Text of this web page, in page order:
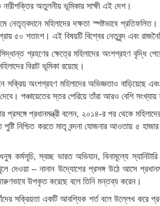
নারীশক্তির অতুলনীয় ভূমিকার সাক্ষী এই দেশ।
নেতৃত্বদানে মহিলাদের দক্ষতা স্পষ্টভাবে
৫০ শতাংশ। এই বিষয়টি বিশ্বের নেতৃবৃন্দ এবং
গ্রহণের ক্ষেত্রে মহিলাদের অংশগ্রহণ বৃদ্ধি
বিরাট ভূমিকা রয়েছে।
সক্রিয় অংশগ্রহণ মহিলাদের অভিজ্ঞতাও
পঞ্চায়েতের স্তর পেরিয়ে তাঁরা আরও বেশি
প্রসঙ্গে প্রধানমন্ত্রী বলেন, ২০১৪-র পর থেকে
পুষ্টি নিশ্চিত করতে মাতৃ বন্দনা যোজনার আওতায় ৫
কর্মসূচি, স্বচ্ছ ভারত অভিযান, বিনামূল্যে
খুলে দেওয়া – নানান উদ্যোগের প্রসঙ্গ উঠে আসে
উপকৃত করেছে বলে তিনি মন্তব্য করেন।
সক্রিয়তা একটি আবশ্যিক শর্ত বলে উল্লেখ করে